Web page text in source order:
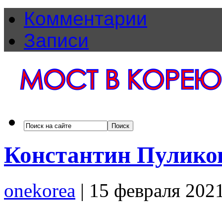
Комментарии
Записи
Константин
onekorea | 15 февраля